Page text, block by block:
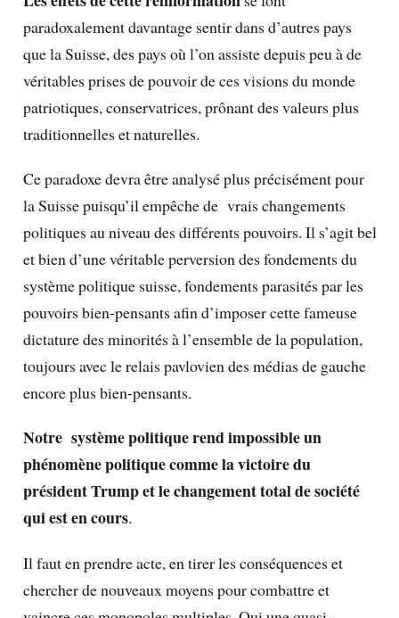
paradoxalement davantage sentir dans d’autres pays
que la Suisse, des pays où l’on assiste depuis peu à de
véritables prises de pouvoir de ces visions du monde
patriotiques, conservatrices, prônant des valeurs plus
traditionnelles et naturelles.
Ce paradoxe devra être analysé plus précisément pour
la Suisse puisqu’il empêche de vrais changements
politiques au niveau des différents pouvoirs. Il s’agit bel
et bien d’une véritable perversion des fondements du
système politique suisse, fondements parasités par les
pouvoirs bien-pensants afin d’imposer cette fameuse
dictature des minorités à l’ensemble de la population,
toujours avec le relais pavlovien des médias de gauche
encore plus bien-pensants.
Notre système politique rend impossible un
phénomène politique comme la victoire du
président Trump et le changement total de société
qui est en cours.
Il faut en prendre acte, en tirer les conséquences et
chercher de nouveaux moyens pour combattre et